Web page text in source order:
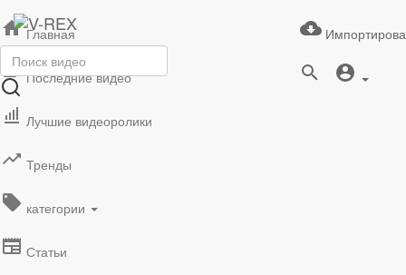
Главная
Последние видео
Лучшие видеоролики
Тренды
категории
Статьи